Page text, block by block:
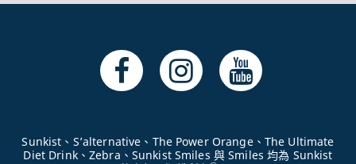
Sunkist、S’alternative、The Power Orange、The Ultimate
Diet Drink、Zebra、Sunkist Smiles 與 Smiles 均為 Sunkist